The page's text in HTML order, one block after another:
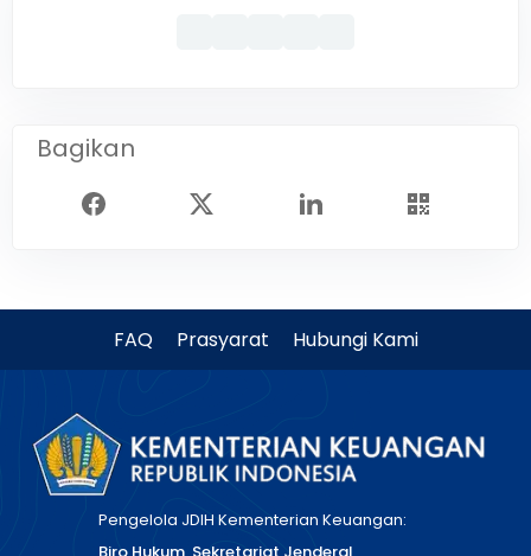
Bagikan
FAQ Prasyarat Hubungi Kami
Pengelola JDIH Kementerian Keuangan: